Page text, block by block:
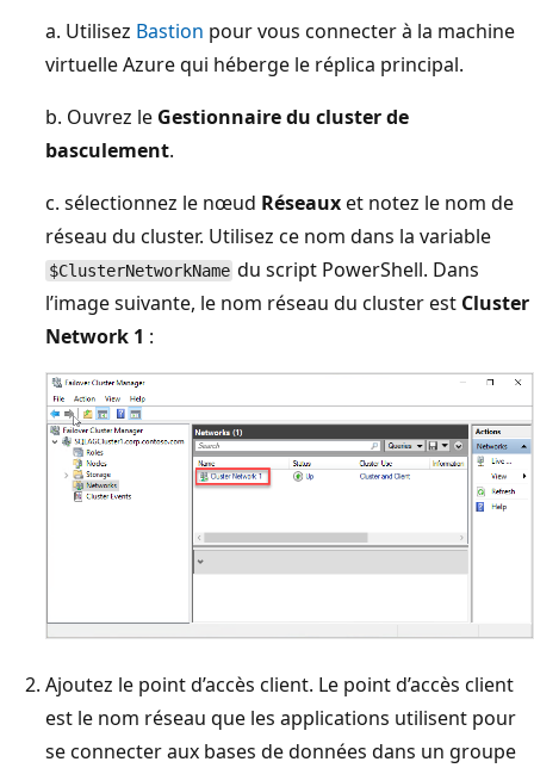
a. Utilisez Bastion pour vous connecter à la machine
virtuelle Azure qui héberge le réplica principal.
b. Ouvrez le Gestionnaire du cluster de
basculement.
c. sélectionnez le nœud Réseauxet notez le nom de
réseau du cluster. Utilisez ce nom dans la variable
$ClusterNetworkName du script PowerShell. Dans
l’image suivante, le nom réseau du cluster est Cluster
Network 1 :
Ajoutez le point d’accès client. Le point d’accès client
est le nom réseau que les applications utilisent pour
se connecter aux bases de données dans un groupe